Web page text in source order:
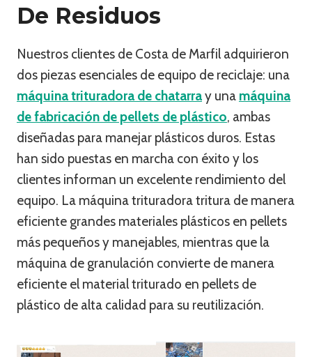
De Residuos
Nuestros clientes de Costa de Marfil adquirieron
dos piezas esenciales de equipo de reciclaje: una
máquina trituradora de chatarray una máquina
de fabricación de pellets de plástico, ambas
diseñadas para manejar plásticos duros. Estas
han sido puestas en marcha con éxito y los
clientes informan un excelente rendimiento del
equipo. La máquina trituradora tritura de manera
eficiente grandes materiales plásticos en pellets
más pequeños y manejables, mientras que la
máquina de granulación convierte de manera
eficiente el material triturado en pellets de
plástico de alta calidad para su reutilización.